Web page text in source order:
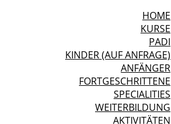
HOME
KURSE
PADI
KINDER (AUF ANFRAGE)
ANFÄNGER
FORTGESCHRITTENE
SPECIALITIES
WEITERBILDUNG
AKTIVITÄTEN